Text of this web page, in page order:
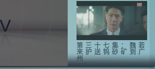
第三十七集：魏若
来护送钨砂矿到广
州